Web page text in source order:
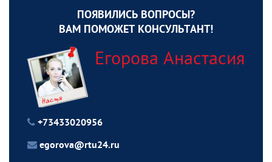
ПОЯВИЛИСЬ ВОПРОСЫ?
ВАМ ПОМОЖЕТ КОНСУЛЬТАНТ!
Егорова Анастасия
+73433020956
egorova@rtu24.ru